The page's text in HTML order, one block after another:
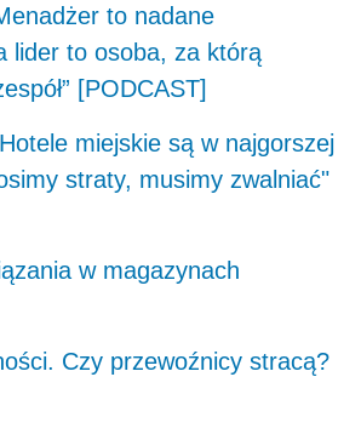
to nadane
lider to osoba, za którą
[PODCAST]
miejskie są w najgorszej
straty, musimy zwalniać"
w magazynach
Czy przewoźnicy stracą?